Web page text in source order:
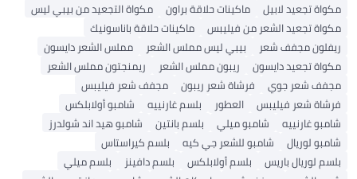
مكواة تجعيد لابيل
ماكينات حلاقة براون
مكواة التجعيد من بيبي ليس
مكواة تجعيد الشعر من فيليبس
ماكينات حلاقة باناسونيك
ريفلون مجفف شعر
بيبي ليس مملس الشعر
مملس الشعر دايسون
مكواة تجعيد دايسون
ريبون مملس الشعر
ريمنجتون مملس الشعر
مجفف شعر جوي
فرشاة شعر ريبون
مجفف شعر فيليبس
فرشاة شعر فيليبس
العطور بلسم غارنييه
شامبو أولابلكس
شامبو غارنييه
شامبو ميلي بلسم بانتين
شامبو هيد اند شولدرز
شامبو لوريال
شامبو للشعر جي كيه
بلسم كيراستاس
بلسم لوريال باريس
بلسم أولابلكس بلسم دافينز
بلسم ميلي